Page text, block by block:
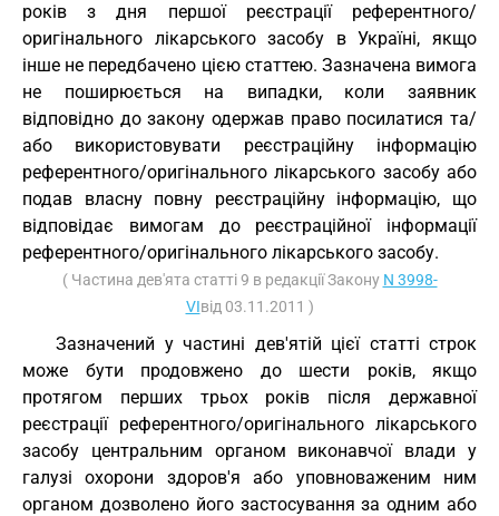
років з дня першої реєстрації референтного/
оригінального лікарського засобу в Україні, якщо
інше не передбачено цією статтею. Зазначена вимога
не поширюється на випадки, коли заявник
відповідно до закону одержав право посилатися та/
або використовувати реєстраційну інформацію
референтного/оригінального лікарського засобу або
подав власну повну реєстраційну інформацію, що
відповідає вимогам до реєстраційної інформації
референтного/оригінального лікарського засобу.
( Частина дев'ята статті 9 в редакції Закону N 3998-
VIвід 03.11.2011 )
Зазначений у частині дев'ятій цієї статті строк
може бути продовжено до шести років, якщо
протягом перших трьох років після державної
реєстрації референтного/оригінального лікарського
засобу центральним органом виконавчої влади у
галузі охорони здоров'я або уповноваженим ним
органом дозволено його застосування за одним або